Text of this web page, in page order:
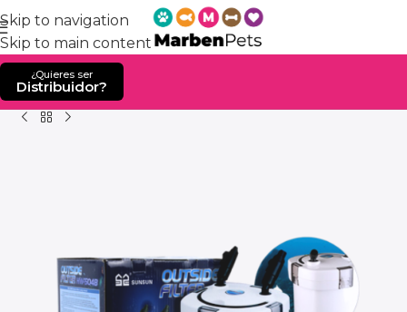
Skip to navigation
Skip to main content
¿Quieres ser
Distribuidor?
Home Producto